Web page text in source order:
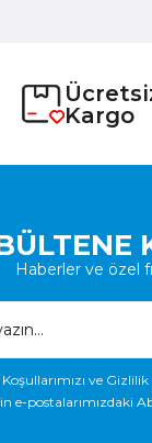
Kargo
Haberler ve özel
ve
e-postalarımızdaki